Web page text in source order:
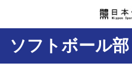
ソフトボール部